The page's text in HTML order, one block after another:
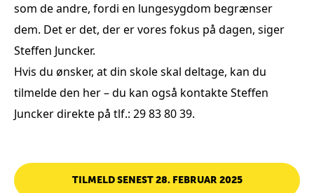
som de andre, fordi en lungesygdom begrænser
dem. Det er det, der er vores fokus på dagen, siger
Steffen Juncker.
Hvis du ønsker, at din skole skal deltage, kan du
tilmelde den her – du kan også kontakte Steffen
Juncker direkte på tlf.: 29 83 80 39.
TILMELD SENEST 28. FEBRUAR 2025